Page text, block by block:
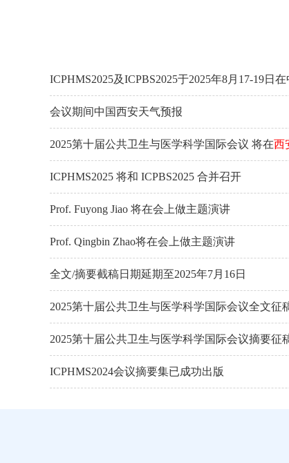
ICPHMS2025及ICPBS2025于2025年8月17-19日
会议期间中国西安天气预报
2025第十届公共卫生与医学科学国际会议 将在西
ICPHMS2025 将和 ICPBS2025 合并召开
Prof. Fuyong Jiao 将在会上做主题演讲
Prof. Qingbin Zhao将在会上做主题演讲
全文/摘要截稿日期延期至2025年7月16日
2025第十届公共卫生与医学科学国际会议全文征
2025第十届公共卫生与医学科学国际会议摘要征
ICPHMS2024会议摘要集已成功出版